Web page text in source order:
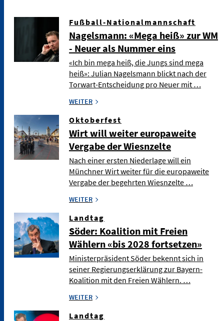
Fußball-Nationalmannschaft
Nagelsmann: «Mega heiß» zur WM
- Neuer als Nummer eins
«Ich bin mega heiß, die Jungs sind mega
heiß»: Julian Nagelsmann blickt nach der
Torwart-Entscheidung pro Neuer mit …
WEITER
Oktoberfest
Wirt will weiter europaweite
Vergabe der Wiesnzelte
Nach einer ersten Niederlage will ein
Münchner Wirt weiter für die europaweite
Vergabe der begehrten Wiesnzelte …
WEITER
Landtag
Söder: Koalition mit Freien
Wählern «bis 2028 fortsetzen»
Ministerpräsident Söder bekennt sich in
seiner Regierungserklärung zur Bayern-
Koalition mit den Freien Wählern. …
WEITER
Landtag